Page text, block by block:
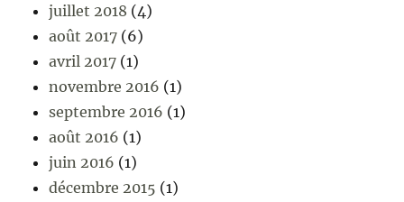
juillet 2018 (4)
août 2017 (6)
avril 2017 (1)
novembre 2016 (1)
septembre 2016 (1)
août 2016 (1)
juin 2016 (1)
décembre 2015 (1)